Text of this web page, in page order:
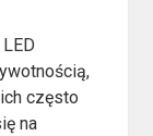
często
na